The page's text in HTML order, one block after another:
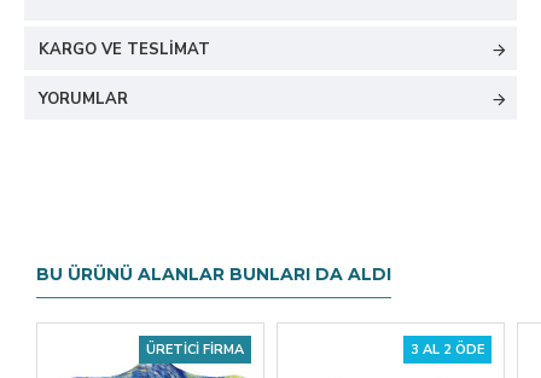
KARGO VE TESLIMAT
YORUMLAR
BU ÜRÜNÜ ALANLAR BUNLARI DA ALDI
3 AL 2 ÖDE 3 AL 2 ÖDE